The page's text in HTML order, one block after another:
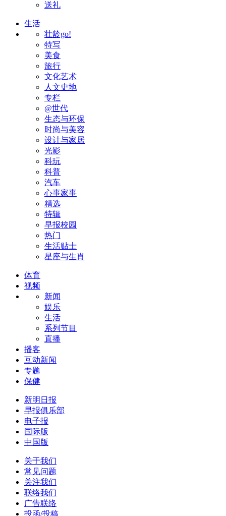
送礼
生活
壮龄go!
特写
美食
旅行
文化艺术
人文史地
专栏
@世代
生态与环保
时尚与美容
设计与家居
光影
科玩
科普
汽车
心事家事
精选
特辑
早报校园
热门
生活贴士
星座与生肖
体育
视频
新闻
娱乐
生活
系列节目
直播
播客
互动新闻
专题
保健
新明日报
早报俱乐部
电子报
国际版
中国版
关于我们
常见问题
关注我们
联络我们
广告联络
投函/投稿